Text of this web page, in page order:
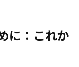
に：これか